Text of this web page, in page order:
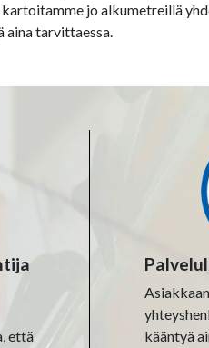
jo alkumetreillä
aina tarvittaessa.
että
kääntyä